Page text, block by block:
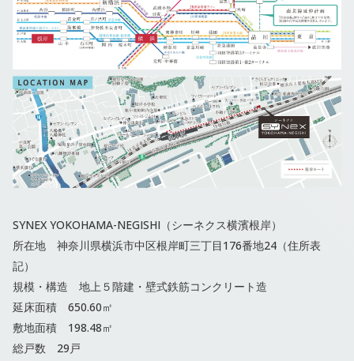
SYNEX YOKOHAMA-NEGISHI（シーネクス横濱根岸）
所在地 神奈川県横浜市中区根岸町三丁目176番地24（住所表
記）
規模・構造 地上５階建・壁式鉄筋コンクリート造
延床面積 650.60㎡
敷地面積 198.48㎡
総戸数 29戸